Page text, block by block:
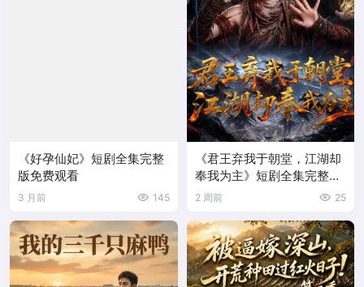
《好孕仙妃》短剧全集完整
版免费观看
3 月前 145
《君王弃我于朝堂，江湖却
奉我为主》短剧全集完整版
免费观看
2 周前 25